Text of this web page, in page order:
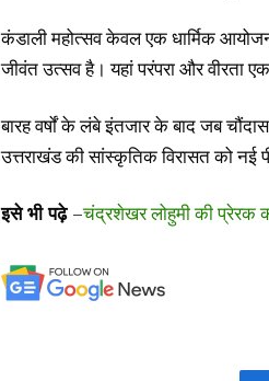
कंडाली महोत्सव केवल एक धार्मिक
जीवंत उत्सव है। यहां परंपरा और वीरता
बारह वर्षों के लंबे इंतजार के बाद जब
उत्तराखंड की सांस्कृतिक विरासत को नई
इसे भी पढ़े –चंद्रशेखर लोहुमी की प्रेरक